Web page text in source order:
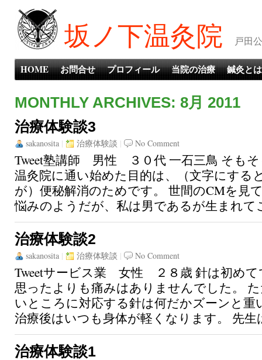
坂ノ下温灸院 戸田
HOME お問合せ プロフィール 当院の治療 鍼灸とは
MONTHLY ARCHIVES: 8月 2011
治療体験談3
sakanosita | 治療体験談 | No Comment
Tweet塾講師 男性 ３０代 一石三鳥 そも
温灸院に通い始めた目的は、（文字にする
が）便秘解消のためです。 世間のCMを見
悩みのようだが、私は男であるが生まれ
治療体験談2
sakanosita | 治療体験談 | No Comment
Tweetサービス業 女性 ２８歳 針は初めて
思ったよりも痛みはありませんでした。
いところに対応する針は何だかズーンと重
治療後はいつも身体が軽くなります。 先
治療体験談1